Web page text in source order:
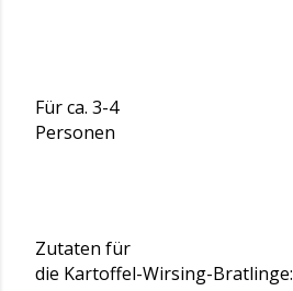
Für ca. 3-4
Personen
Zutaten für
die Kartoffel-Wirsing-Bratlinge: